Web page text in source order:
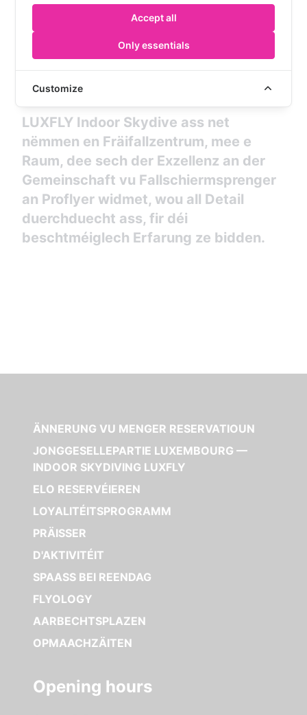
Fluchsessounen ze plangen. Egal ob Dir Iech op e
Fallschiermsprong virbereet oder einfach no
Adrenalin sicht, eis Infrastruktur ass entworf, fir
Äre Besoinen gerecht ze ginn.
LUXFLY Indoor Skydive ass net
nëmmen en Fräifallzentrum, mee e
Raum, dee sech der Exzellenz an der
Gemeinschaft vu Fallschiermsprenger
an Proflyer widmet, wou all Detail
duerchduecht ass, fir déi
beschtméiglech Erfarung ze bidden.
ÄNNERUNG VU MENGER RESERVATIOUN
JONGGESELLEPARTIE LUXEMBOURG —
INDOOR SKYDIVING LUXFLY
ELO RESERVÉIEREN
LOYALITÉITSPROGRAMM
PRÄISSER
D'AKTIVITÉIT
SPAASS BEI REENDAG
FLYOLOGY
AARBECHTSPLAZEN
OPMAACHZÄITEN
Opening hours
Accept all
Only essentials
Customize